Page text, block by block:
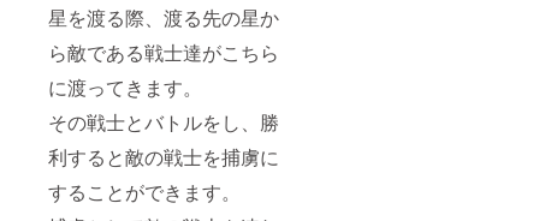
星を渡る際、渡る先の星か
ら敵である戦士達がこちら
に渡ってきます。
その戦士とバトルをし、勝
利すると敵の戦士を捕虜に
することができます。